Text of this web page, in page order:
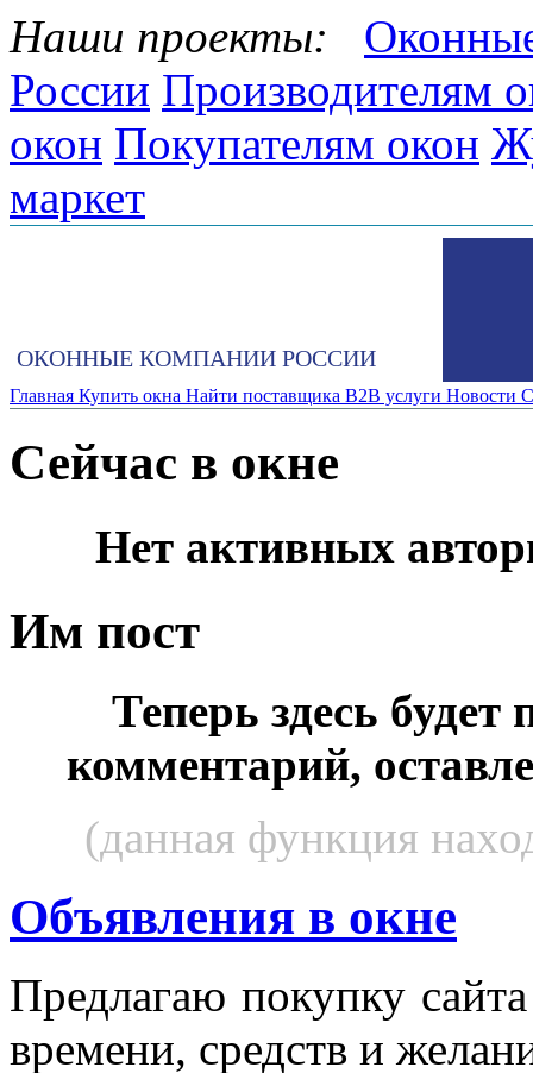
Наши проекты:
России Производителям
окон Покупателям окон
маркет
ОКОННЫЕ КОМПАНИИ РОССИИ
Главная Купить окна Найти поставщика B2B услуги Новости
Сейчас в окне
Нет активных
Им пост
Теперь здесь будет
комментарий,
(данная функция
Объявления в окне
Пред­ла­гаю по­куп­ку
вре­мени, средств и